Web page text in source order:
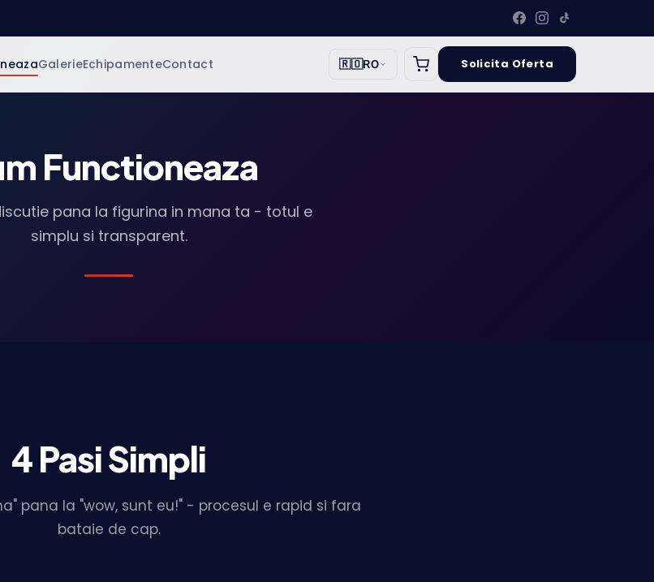
GalerieEchipamenteContact 🇷🇴RO Solicita Oferta
Functioneaza
pana la figurina in mana ta - totul e
simplu si transparent.
4 Pasi Simpli
pana la "wow, sunt eu!" - procesul e rapid si fara
bataie de cap.